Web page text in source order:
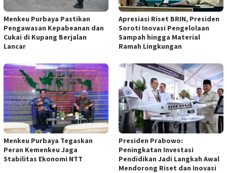
Menkeu Purbaya Pastikan
Pengawasan Kepabeanan dan
Cukai di Kupang Berjalan
Lancar
Apresiasi Riset BRIN, Presiden
Soroti Inovasi Pengelolaan
Sampah hingga Material
Ramah Lingkungan
Menkeu Purbaya Tegaskan
Peran Kemenkeu Jaga
Stabilitas Ekonomi NTT
Presiden Prabowo:
Peningkatan Investasi
Pendidikan Jadi Langkah Awal
Mendorong Riset dan Inovasi